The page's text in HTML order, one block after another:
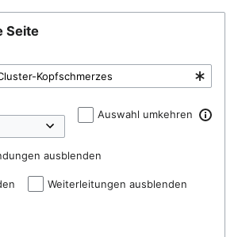
Seite
Auswahl umkehren
ausblenden
Weiterleitungen ausblenden